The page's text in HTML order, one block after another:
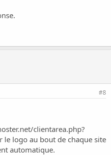
#8
clientarea.php?
le logo au bout de chaque site
automatique.